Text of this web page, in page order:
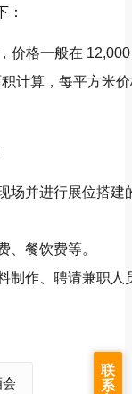
：
价格一般在
计算，每平方米
场并进行展位搭
、餐饮费等。
制作、聘请兼职
联
系